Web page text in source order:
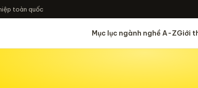
toàn quốc
Mục lục ngành nghề A-ZGiới